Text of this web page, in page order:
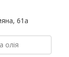
61а